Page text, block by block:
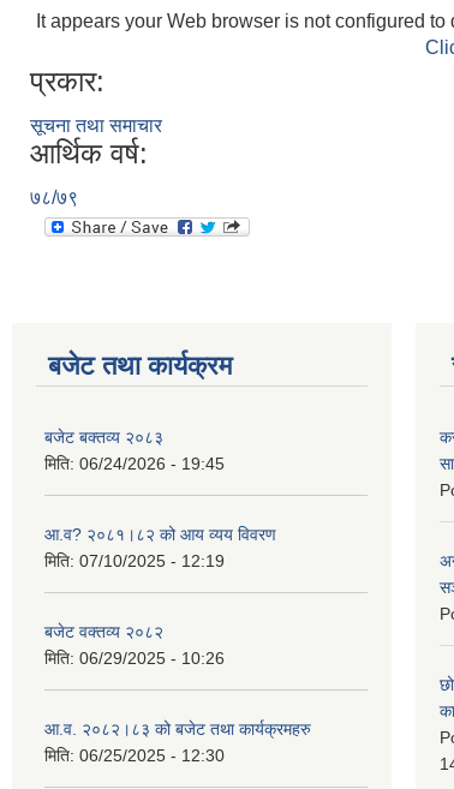
It appears your Web browser is not configured
प्रकार:
सूचना तथा समाचार
आर्थिक वर्ष:
७८/७९
बजेट तथा कार्यक्रम
बजेट बक्तव्य २०८३
मिति: 06/24/2026 - 19:45
आ.व? २०८१।८२ को आय व्यय विवरण
मिति: 07/10/2025 - 12:19
बजेट वक्तव्य २०८२
मिति: 06/29/2025 - 10:26
आ.व. २०८२।८३ को बजेट तथा कार्यक्रमहरु
मिति: 06/25/2025 - 12:30